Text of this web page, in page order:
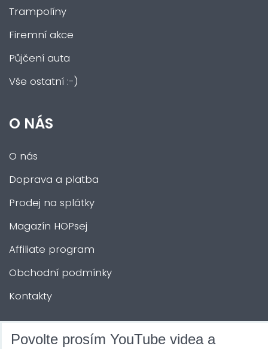
Trampolíny
Firemní akce
Půjčení auta
Vše ostatní :-)
O NÁS
O nás
Doprava a platba
Prodej na splátky
Magazín HOPsej
Affiliate program
Obchodní podmínky
Kontakty
DALŠÍ SLUŽBY
Povolte prosím YouTube videa a